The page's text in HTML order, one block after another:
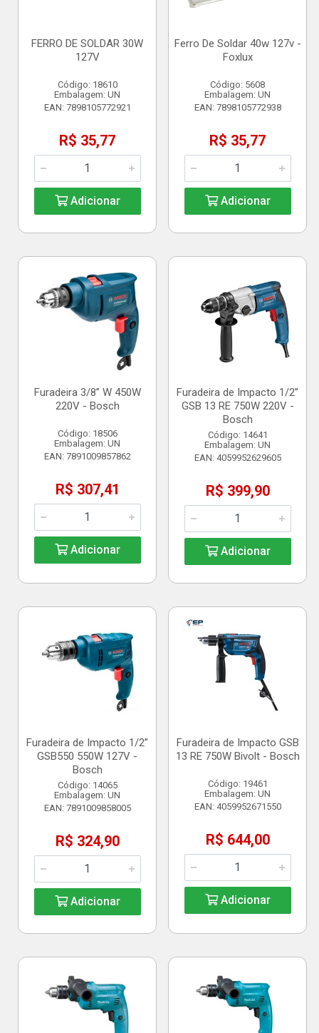
FERRO DE SOLDAR 30W
127V
Código: 18610
Embalagem: UN
EAN: 7898105772921
R$ 35,77
Adicionar
Ferro De Soldar 40w 127v -
Foxlux
Código: 5608
Embalagem: UN
EAN: 7898105772938
R$ 35,77
Adicionar
Furadeira 3/8” W 450W
220V - Bosch
Código: 18506
Embalagem: UN
EAN: 7891009857862
R$ 307,41
Adicionar
Furadeira de Impacto 1/2”
GSB 13 RE 750W 220V -
Bosch
Código: 14641
Embalagem: UN
EAN: 4059952629605
R$ 399,90
Adicionar
Furadeira de Impacto 1/2”
GSB550 550W 127V -
Bosch
Código: 14065
Embalagem: UN
EAN: 7891009858005
R$ 324,90
Adicionar
Furadeira de Impacto GSB
13 RE 750W Bivolt - Bosch
Código: 19461
Embalagem: UN
EAN: 4059952671550
R$ 644,00
Adicionar